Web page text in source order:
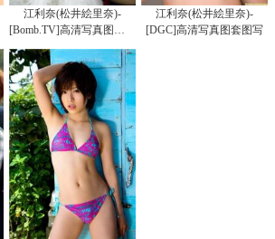
江利奈(松井絵里奈)-
[Bomb.TV]高清写真图套图
写真图集2007-02
江利奈(松井絵里奈)-
[DGC]高清写真图套图写